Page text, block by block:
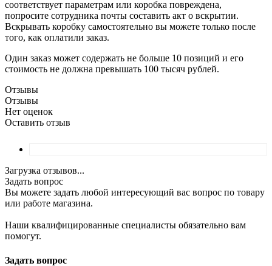
соответствует параметрам или коробка повреждена,
попросите сотрудника почты составить акт о вскрытии.
Вскрывать коробку самостоятельно вы можете только после
того, как оплатили заказ.
Один заказ может содержать не больше 10 позиций и его
стоимость не должна превышать 100 тысяч рублей.
Отзывы
Отзывы
Нет оценок
Оставить отзыв
Загрузка отзывов...
Задать вопрос
Вы можете задать любой интересующий вас вопрос по товару
или работе магазина.
Наши квалифицированные специалисты обязательно вам
помогут.
Задать вопрос